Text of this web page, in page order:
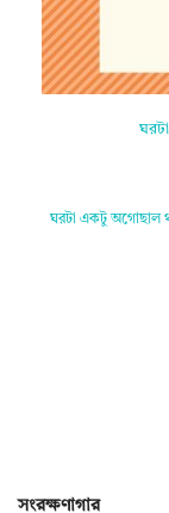
ঘরটা একটু অগোছাল
সংরক্ষণাগার